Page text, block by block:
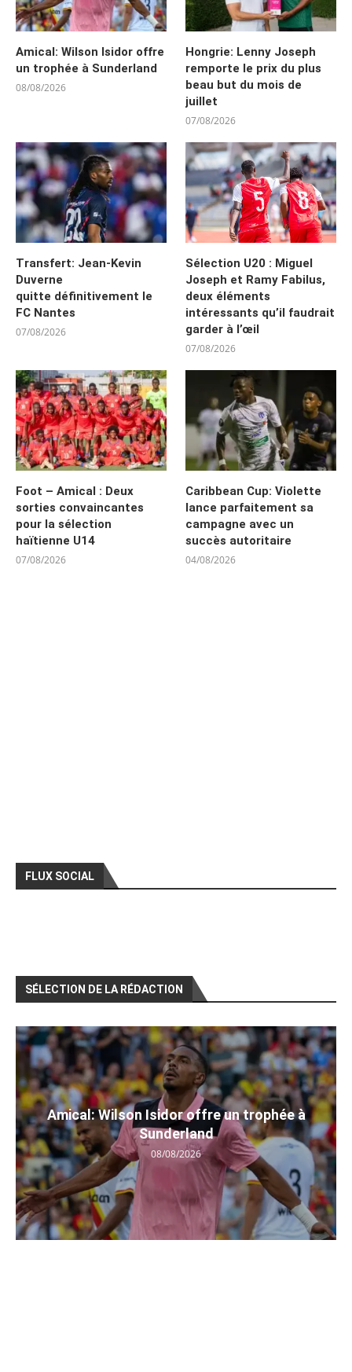
Amical: Wilson Isidor offre
un trophée à Sunderland
08/08/2026
Hongrie: Lenny Joseph
remporte le prix du plus
beau but du mois de
juillet
07/08/2026
Transfert: Jean-Kevin
Duverne
quitte définitivement le
FC Nantes
07/08/2026
Sélection U20 : Miguel
Joseph et Ramy Fabilus,
deux éléments
intéressants qu’il faudrait
garder à l’œil
07/08/2026
Foot – Amical : Deux
sorties convaincantes
pour la sélection
haïtienne U14
07/08/2026
Caribbean Cup: Violette
lance parfaitement sa
campagne avec un
succès autoritaire
04/08/2026
FLUX SOCIAL
SÉLECTION DE LA RÉDACTION
Amical: Wilson Isidor offre un trophée à
Sunderland
08/08/2026